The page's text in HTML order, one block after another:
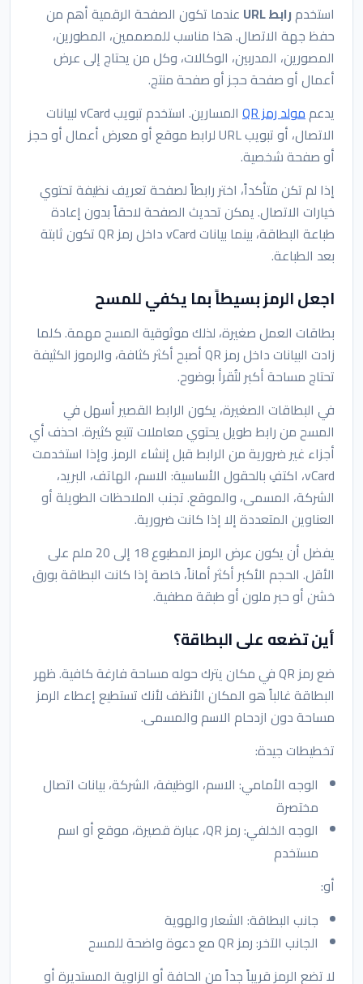
استخدم رابط URL
عندما تكون الصفحة الرقمية أهم من
حفظ جهة الاتصال. هذا مناسب للمصممين، المطورين،
المصورين، المدربين، الوكالات، وكل من يحتاج إلى عرض
أعمال أو صفحة حجز أو صفحة منتج.
يدعممولد رمز QR
المسارين. استخدم تبويب vCard لبيانات
الاتصال، أو تبويب URL لرابط موقع أو معرض أعمال أو حجز
أو صفحة شخصية.
إذا لم تكن متأكداً، اختر رابطاً لصفحة تعريف نظيفة تحتوي
خيارات الاتصال. يمكن تحديث الصفحة لاحقاً بدون إعادة
طباعة البطاقة، بينما بيانات vCard داخل رمز QR تكون ثابتة
بعد الطباعة.
اجعل الرمز بسيطاً بما يكفي للمسح
بطاقات العمل صغيرة، لذلك موثوقية المسح مهمة. كلما
زادت البيانات داخل رمز QR أصبح أكثر كثافة، والرموز الكثيفة
تحتاج مساحة أكبر لتُقرأ بوضوح.
في البطاقات الصغيرة، يكون الرابط القصير أسهل في
المسح من رابط طويل يحتوي معاملات تتبع كثيرة. احذف أي
أجزاء غير ضرورية من الرابط قبل إنشاء الرمز. وإذا استخدمت
vCard، اكتفِ بالحقول الأساسية: الاسم، الهاتف، البريد،
الشركة، المسمى، والموقع. تجنب الملاحظات الطويلة أو
العناوين المتعددة إلا إذا كانت ضرورية.
يفضل أن يكون عرض الرمز المطبوع 18 إلى 20 ملم على
الأقل. الحجم الأكبر أكثر أماناً، خاصة إذا كانت البطاقة بورق
خشن أو حبر ملون أو طبقة مطفية.
أين تضعه على البطاقة؟
ضع رمز QR في مكان يترك حوله مساحة فارغة كافية. ظهر
البطاقة غالباً هو المكان الأنظف لأنك تستطيع إعطاء الرمز
مساحة دون ازدحام الاسم والمسمى.
تخطيطات جيدة:
الوجه الأمامي: الاسم، الوظيفة، الشركة، بيانات اتصال
مختصرة
الوجه الخلفي: رمز QR، عبارة قصيرة، موقع أو اسم
مستخدم
أو:
جانب البطاقة: الشعار والهوية
الجانب الآخر: رمز QR مع دعوة واضحة للمسح
لا تضع الرمز قريباً جداً من الحافة أو الزاوية المستديرة أو